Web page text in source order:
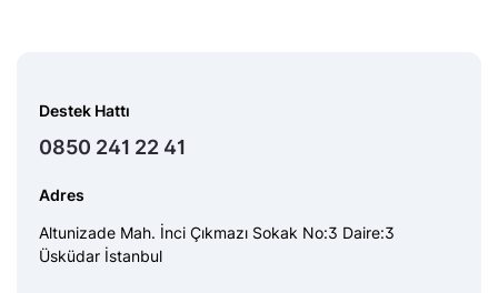
Destek Hattı
0850 241 22 41
Adres
Altunizade Mah. İnci Çıkmazı Sokak No:3 Daire:3
Üsküdar İstanbul